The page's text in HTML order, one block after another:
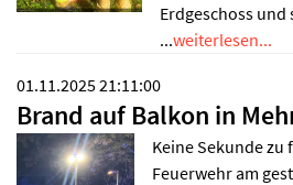
Erdgeschoss und
...weiterlesen...
01.11.2025 21:11:00
Brand auf Balkon in
Keine Sekunde
Feuerwehr am